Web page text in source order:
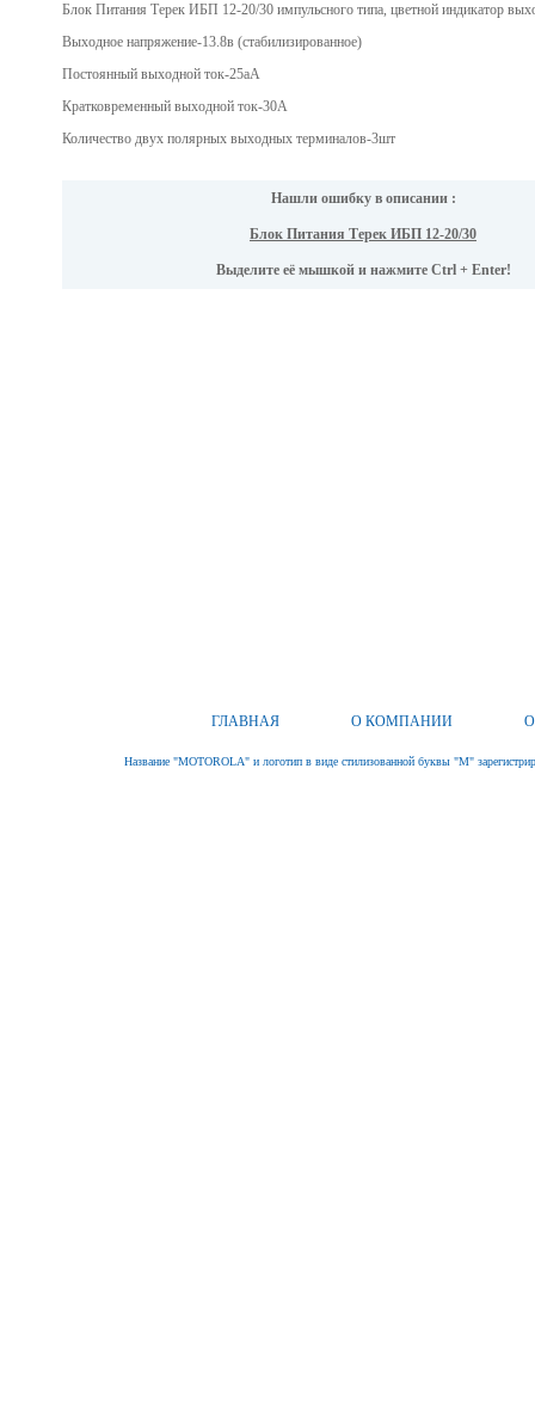
Блок Питания Терек ИБП 12-20/30 импульсного типа, цветной индикатор
Выходное напряжение-13.8в (стабилизированное)
Постоянный выходной ток-25аА
Кратковременный выходной ток-30А
Количество двух полярных выходных терминалов-3шт
Нашли ошибку в описании :
Блок Питания Терек ИБП 12-20/30
Выделите её мышкой и нажмите Ctrl + Enter!
ГЛАВНАЯ О КОМПАНИИ
Название "MOTOROLA" и логотип в виде стилизованной буквы "M"